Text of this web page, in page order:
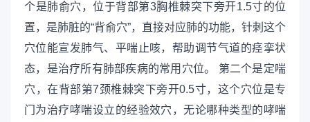
个是肺俞穴，位于背部第3胸椎棘突下旁开1.5寸的位
置，是肺脏的“背俞穴”，直接对应肺的功能，针刺这个
穴位能宣发肺气、平喘止咳，帮助调节气道的痉挛状
态，是治疗所有肺部疾病的常用穴位。 第二个是定喘
穴，在背部第7颈椎棘突下旁开0.5寸，这个穴位是专
门为治疗哮喘设立的经验效穴，无论哪种类型的哮喘